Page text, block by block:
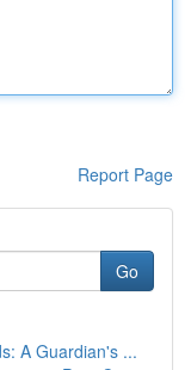
Report Page
Go
A Guardian's ...